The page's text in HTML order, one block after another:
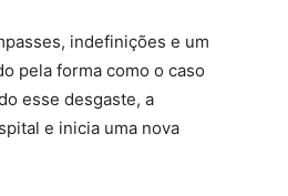
indefinições e um
pela forma como o caso
esse desgaste, a
e inicia uma nova